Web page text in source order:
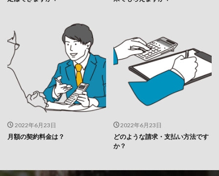
2022年6月23日
月額の契約料金は？
2022年6月23日
どのような請求・支払い方法です
か？